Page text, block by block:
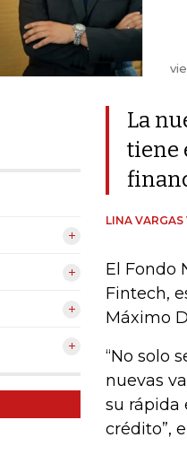
La
tiene
LINA VARGAS
El Fondo
Fintech,
Máximo
“No solo
nuevas
su rápida
crédito”,